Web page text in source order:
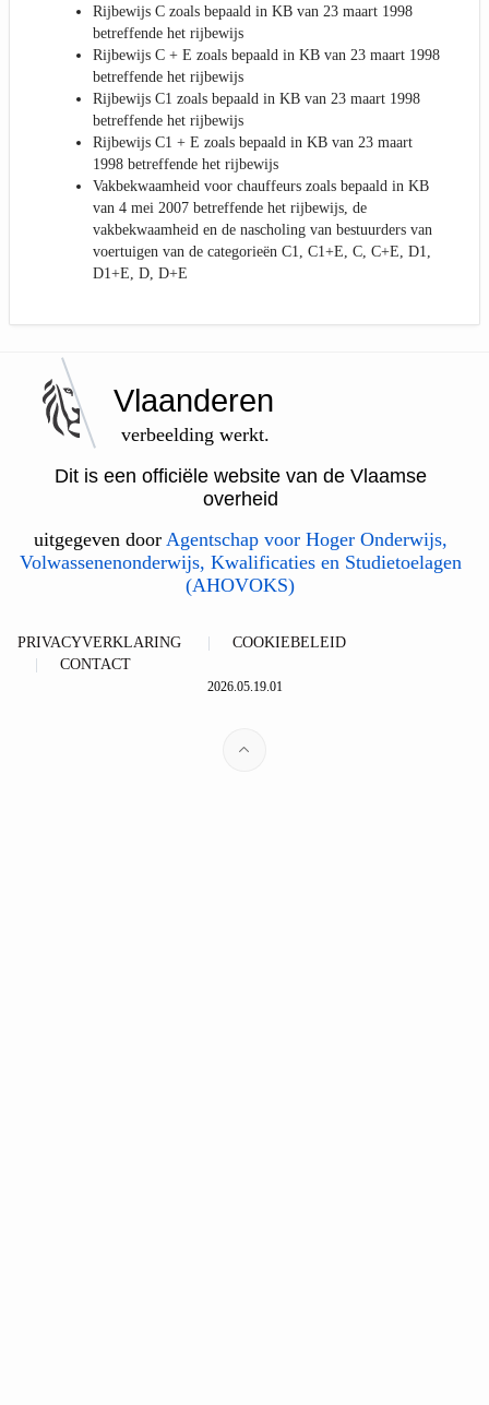
Rijbewijs C zoals bepaald in KB van 23 maart 1998
betreffende het rijbewijs
Rijbewijs C + E zoals bepaald in KB van 23 maart 1998
betreffende het rijbewijs
Rijbewijs C1 zoals bepaald in KB van 23 maart 1998
betreffende het rijbewijs
Rijbewijs C1 + E zoals bepaald in KB van 23 maart
1998 betreffende het rijbewijs
Vakbekwaamheid voor chauffeurs zoals bepaald in KB
van 4 mei 2007 betreffende het rijbewijs, de
vakbekwaamheid en de nascholing van bestuurders van
voertuigen van de categorieën C1, C1+E, C, C+E, D1,
D1+E, D, D+E
Vlaanderen
verbeelding werkt.
Dit is een officiële website van de Vlaamse
overheid
uitgegeven door Agentschap voor Hoger Onderwijs,
Volwassenenonderwijs, Kwalificaties en Studietoelagen
(AHOVOKS)
PRIVACYVERKLARING
COOKIEBELEID
CONTACT
2026.05.19.01